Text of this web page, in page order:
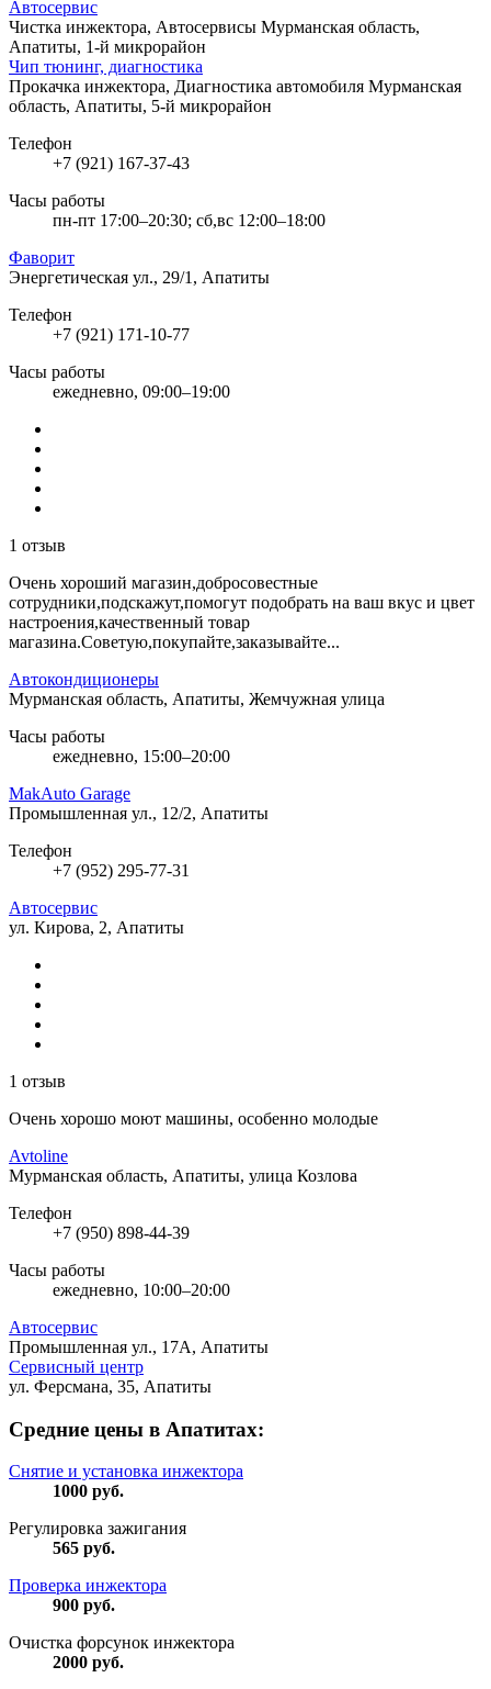
Автосервис
Чистка инжектора, Автосервисы Мурманская область,
Апатиты, 1-й микрорайон
Чип тюнинг, диагностика
Прокачка инжектора, Диагностика автомобиля Мурманская
область, Апатиты, 5-й микрорайон
Телефон
+7 (921) 167-37-43
Часы работы
пн-пт 17:00–20:30; сб,вс 12:00–18:00
Фаворит
Энергетическая ул., 29/1, Апатиты
Телефон
+7 (921) 171-10-77
Часы работы
ежедневно, 09:00–19:00
1 отзыв
Очень хороший магазин,добросовестные
сотрудники,подскажут,помогут подобрать на ваш вкус и цвет
настроения,качественный товар
магазина.Советую,покупайте,заказывайте...
Автокондиционеры
Мурманская область, Апатиты, Жемчужная улица
Часы работы
ежедневно, 15:00–20:00
MakAuto Garage
Промышленная ул., 12/2, Апатиты
Телефон
+7 (952) 295-77-31
Автосервис
ул. Кирова, 2, Апатиты
1 отзыв
Очень хорошо моют машины, особенно молодые
Avtoline
Мурманская область, Апатиты, улица Козлова
Телефон
+7 (950) 898-44-39
Часы работы
ежедневно, 10:00–20:00
Автосервис
Промышленная ул., 17А, Апатиты
Сервисный центр
ул. Ферсмана, 35, Апатиты
Средние цены в Апатитах:
Снятие и установка инжектора
1000 руб.
Регулировка зажигания
565 руб.
Проверка инжектора
900 руб.
Очистка форсунок инжектора
2000 руб.